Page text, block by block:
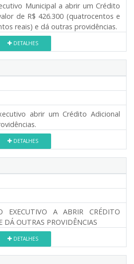
Municipal a abrir um Crédito
de R$ 426.300 (quatrocentos e
reais) e dá outras providências.
DETALHES
abrir um Crédito Adicional
DETALHES
EXECUTIVO A ABRIR CRÉDITO
DÁ OUTRAS PROVIDÊNCIAS
DETALHES